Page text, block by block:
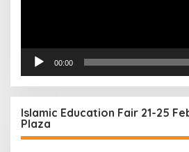
00:00
Islamic Education Fair 21-25
Plaza